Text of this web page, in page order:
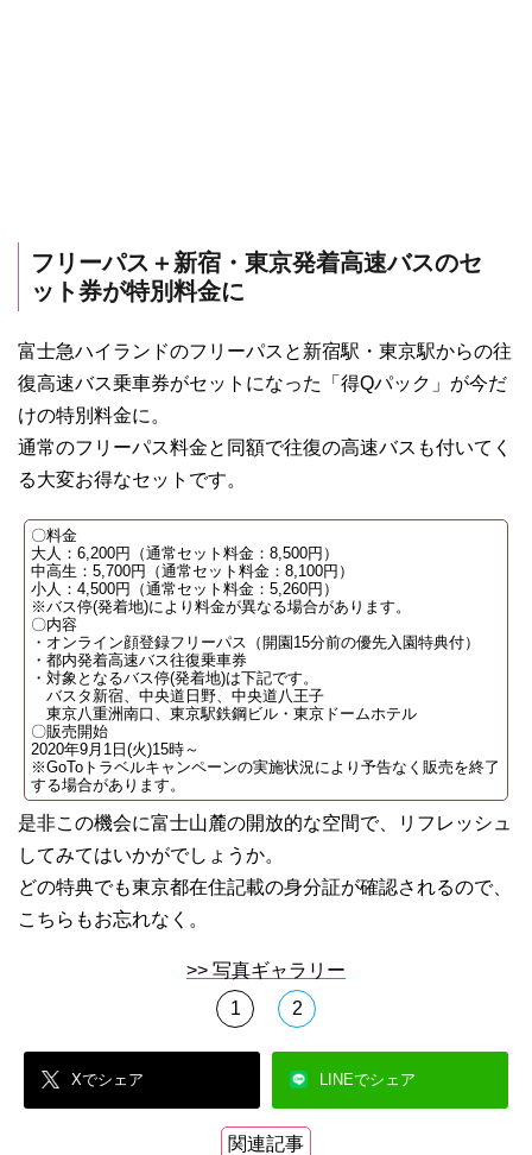
フリーパス＋新宿・東京発着高速バスのセ
ット券が特別料金に
富士急ハイランドのフリーパスと新宿駅・東京駅からの往
復高速バス乗車券がセットになった「得Qパック」が今だ
けの特別料金に。
通常のフリーパス料金と同額で往復の高速バスも付いてく
る大変お得なセットです。
〇料金
大人：6,200円（通常セット料金：8,500円）
中高生：5,700円（通常セット料金：8,100円）
小人：4,500円（通常セット料金：5,260円）
※バス停(発着地)により料金が異なる場合があります。
〇内容
・オンライン顔登録フリーパス（開園15分前の優先入園特典付）
・都内発着高速バス往復乗車券
・対象となるバス停(発着地)は下記です。
バスタ新宿、中央道日野、中央道八王子
東京八重洲南口、東京駅鉄鋼ビル・東京ドームホテル
〇販売開始
2020年9月1日(火)15時～
※GoToトラベルキャンペーンの実施状況により予告なく販売を終了
する場合があります。
是非この機会に富士山麓の開放的な空間で、リフレッシュ
してみてはいかがでしょうか。
どの特典でも東京都在住記載の身分証が確認されるので、
こちらもお忘れなく。
>> 写真ギャラリー
1
2
Xでシェア LINEでシェア
関連記事